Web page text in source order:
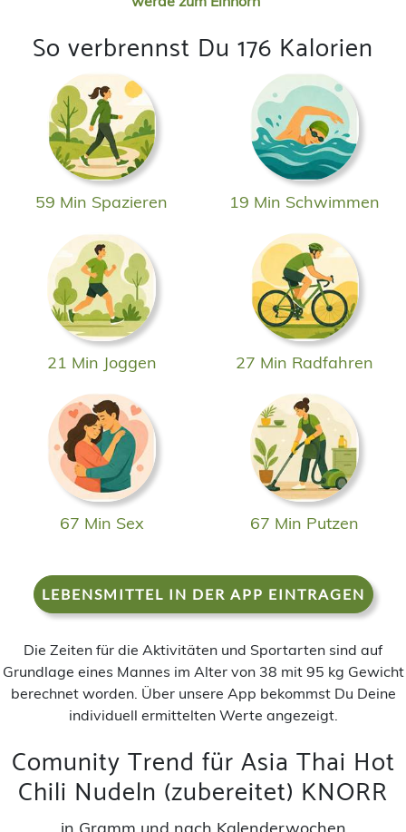
So verbrennst Du 176 Kalorien
59 Min Spazieren 19 Min Schwimmen
21 Min Joggen 27 Min Radfahren
67 Min Sex 67 Min Putzen
LEBENSMITTEL IN DER APP EINTRAGEN
Die Zeiten für die Aktivitäten und Sportarten sind auf
Grundlage eines Mannes im Alter von 38 mit 95 kg Gewicht
berechnet worden. Über unsere App bekommst Du Deine
individuell ermittelten Werte angezeigt.
Comunity Trend für Asia Thai Hot
Chili Nudeln (zubereitet) KNORR
in Gramm und nach Kalenderwochen